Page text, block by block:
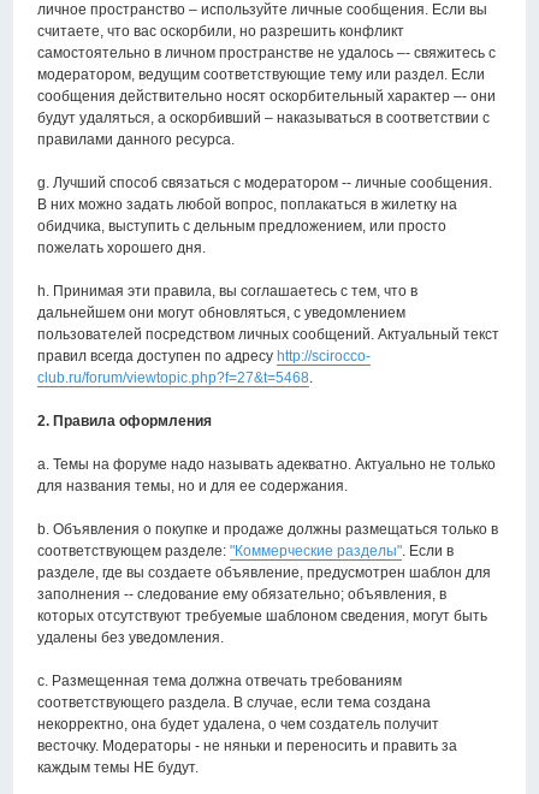
личное пространство – используйте личные сообщения. Если вы
считаете, что вас оскорбили, но разрешить конфликт
самостоятельно в личном пространстве не удалось –- свяжитесь с
модератором, ведущим соответствующие тему или раздел. Если
сообщения действительно носят оскорбительный характер –- они
будут удаляться, а оскорбивший – наказываться в соответствии с
правилами данного ресурса.
g. Лучший способ связаться с модератором -- личные сообщения.
В них можно задать любой вопрос, поплакаться в жилетку на
обидчика, выступить с дельным предложением, или просто
пожелать хорошего дня.
h. Принимая эти правила, вы соглашаетесь с тем, что в
дальнейшем они могут обновляться, с уведомлением
пользователей посредством личных сообщений. Актуальный текст
правил всегда доступен по адресу http://scirocco-
club.ru/forum/viewtopic.php?f=27&t=5468.
2. Правила оформления
a. Темы на форуме надо называть адекватно. Актуально не только
для названия темы, но и для ее содержания.
b. Объявления о покупке и продаже должны размещаться только в
соответствующем разделе:"Коммерческие разделы". Если в
разделе, где вы создаете объявление, предусмотрен шаблон для
заполнения -- следование ему обязательно; объявления, в
которых отсутствуют требуемые шаблоном сведения, могут быть
удалены без уведомления.
с. Размещенная тема должна отвечать требованиям
соответствующего раздела. В случае, если тема создана
некорректно, она будет удалена, о чем создатель получит
весточку. Модераторы - не няньки и переносить и править за
каждым темы НЕ будут.